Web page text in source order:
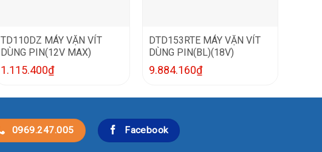
TD110DZ MÁY VẶN VÍT
DÙNG PIN(12V MAX)
1.115.400₫
DTD153RTE MÁY VẶN VÍT
DÙNG PIN(BL)(18V)
9.884.160₫
0969.247.005 Facebook